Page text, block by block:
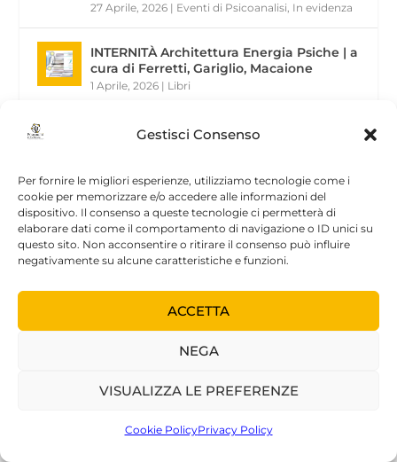
Gestisci Consenso
Per fornire le migliori esperienze, utilizziamo tecnologie come i
cookie per memorizzare e/o accedere alle informazioni del
dispositivo. Il consenso a queste tecnologie ci permetterà di
elaborare dati come il comportamento di navigazione o ID unici su
questo sito. Non acconsentire o ritirare il consenso può influire
negativamente su alcune caratteristiche e funzioni.
ACCETTA
NEGA
VISUALIZZA LE PREFERENZE
Cookie PolicyPrivacy Policy
27 Aprile, 2026 | Eventi di Psicoanalisi, In evidenza
INTERNITÀ Architettura Energia Psiche | a
cura di Ferretti, Gariglio, Macaione
1 Aprile, 2026 | Libri